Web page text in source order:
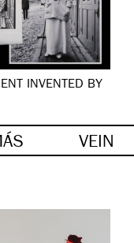
INVENTED BY
VEIN